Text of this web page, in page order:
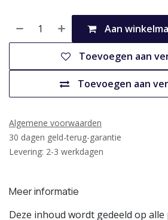
Aan
Toevoegen aan
Toevoegen aan
Algemene voorwaarden
30 dagen geld-terug-garantie
Levering: 2-3 werkdagen
Meer informatie
Deze inhoud wordt gedeeld op